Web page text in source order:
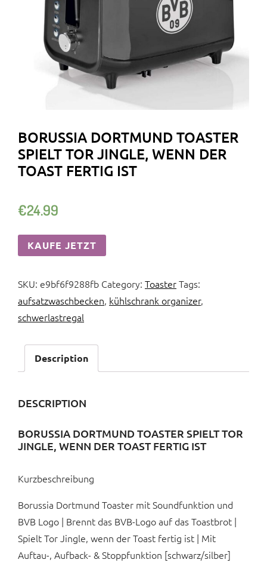
BORUSSIA DORTMUND TOASTER
SPIELT TOR JINGLE, WENN DER
TOAST FERTIG IST
€24.99
KAUFE JETZT
SKU: e9bf6f9288fb Category: ToasterTags:
aufsatzwaschbecken, kühlschrank organizer,
schwerlastregal
Description
DESCRIPTION
BORUSSIA DORTMUND TOASTER SPIELT TOR
JINGLE, WENN DER TOAST FERTIG IST
Kurzbeschreibung
Borussia Dortmund Toaster mit Soundfunktion und
BVB Logo | Brennt das BVB-Logo auf das Toastbrot |
Spielt Tor Jingle, wenn der Toast fertig ist | Mit
Auftau-, Aufback- & Stoppfunktion [schwarz/silber]